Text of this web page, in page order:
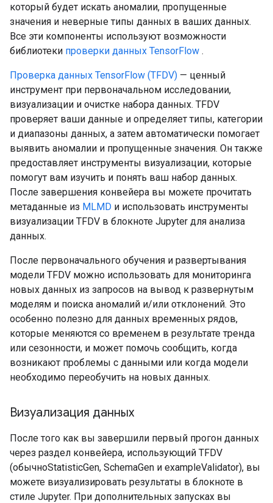
который будет искать аномалии, пропущенные
значения и неверные типы данных в ваших данных.
Все эти компоненты используют возможности
библиотеки проверки данных TensorFlow .
Проверка данных TensorFlow (TFDV) — ценный
инструмент при первоначальном исследовании,
визуализации и очистке набора данных. TFDV
проверяет ваши данные и определяет типы, категории
и диапазоны данных, а затем автоматически помогает
выявить аномалии и пропущенные значения. Он также
предоставляет инструменты визуализации, которые
помогут вам изучить и понять ваш набор данных.
После завершения конвейера вы можете прочитать
метаданные из MLMD и использовать инструменты
визуализации TFDV в блокноте Jupyter для анализа
данных.
После первоначального обучения и развертывания
модели TFDV можно использовать для мониторинга
новых данных из запросов на вывод к развернутым
моделям и поиска аномалий и/или отклонений. Это
особенно полезно для данных временных рядов,
которые меняются со временем в результате тренда
или сезонности, и может помочь сообщить, когда
возникают проблемы с данными или когда модели
необходимо переобучить на новых данных.
Визуализация данных
После того как вы завершили первый прогон данных
через раздел конвейера, использующий TFDV
(обычноStatisticGen, SchemaGen и exampleValidator), вы
можете визуализировать результаты в блокноте в
стиле Jupyter. При дополнительных запусках вы